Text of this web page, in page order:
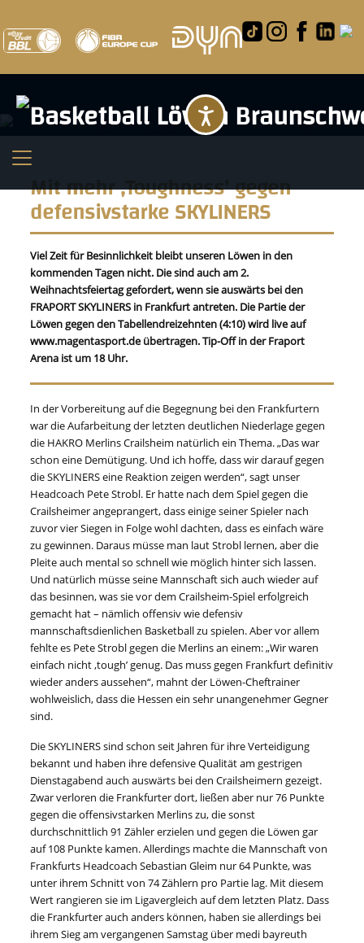
Mit mehr ,Toughness’ gegen
defensivstarke SKYLINERS
Viel Zeit für Besinnlichkeit bleibt unseren Löwen in den
kommenden Tagen nicht. Die sind auch am 2.
Weihnachtsfeiertag gefordert, wenn sie auswärts bei den
FRAPORT SKYLINERS in Frankfurt antreten. Die Partie der
Löwen gegen den Tabellendreizehnten (4:10) wird live auf
www.magentasport.de übertragen. Tip-Off in der Fraport
Arena ist um 18 Uhr.
In der Vorbereitung auf die Begegnung bei den Frankfurtern
war die Aufarbeitung der letzten deutlichen Niederlage gegen
die HAKRO Merlins Crailsheim natürlich ein Thema. „Das war
schon eine Demütigung. Und ich hoffe, dass wir darauf gegen
die SKYLINERS eine Reaktion zeigen werden“, sagt unser
Headcoach Pete Strobl. Er hatte nach dem Spiel gegen die
Crailsheimer angeprangert, dass einige seiner Spieler nach
zuvor vier Siegen in Folge wohl dachten, dass es einfach wäre
zu gewinnen. Daraus müsse man laut Strobl lernen, aber die
Pleite auch mental so schnell wie möglich hinter sich lassen.
Und natürlich müsse seine Mannschaft sich auch wieder auf
das besinnen, was sie vor dem Crailsheim-Spiel erfolgreich
gemacht hat – nämlich offensiv wie defensiv
mannschaftsdienlichen Basketball zu spielen. Aber vor allem
fehlte es Pete Strobl gegen die Merlins an einem: „Wir waren
einfach nicht ,tough’ genug. Das muss gegen Frankfurt definitiv
wieder anders aussehen“, mahnt der Löwen-Cheftrainer
wohlweislich, dass die Hessen ein sehr unangenehmer Gegner
sind.
Die SKYLINERS sind schon seit Jahren für ihre Verteidigung
bekannt und haben ihre defensive Qualität am gestrigen
Dienstagabend auch auswärts bei den Crailsheimern gezeigt.
Zwar verloren die Frankfurter dort, ließen aber nur 76 Punkte
gegen die offensivstarken Merlins zu, die sonst
durchschnittlich 91 Zähler erzielen und gegen die Löwen gar
auf 108 Punkte kamen. Allerdings machte die Mannschaft von
Frankfurts Headcoach Sebastian Gleim nur 64 Punkte, was
unter ihrem Schnitt von 74 Zählern pro Partie lag. Mit diesem
Wert rangieren sie im Ligavergleich auf dem letzten Platz. Dass
die Frankfurter auch anders können, haben sie allerdings bei
ihrem Sieg am vergangenen Samstag über medi bayreuth